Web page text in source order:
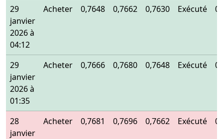
29
janvier
2026 à
04:12
Acheter 0,7648 0,7662 0,7630 Exécuté
29
janvier
2026 à
01:35
Acheter 0,7666 0,7680 0,7648 Exécuté
28
janvier
Acheter 0,7681 0,7696 0,7662 Exécuté